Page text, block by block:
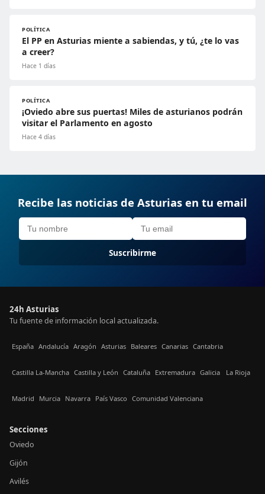
POLÍTICA
El PP en Asturias miente a sabiendas, y tú, ¿te lo vas
a creer?
Hace 1 días
POLÍTICA
¡Oviedo abre sus puertas! Miles de asturianos podrán
visitar el Parlamento en agosto
Hace 4 días
Recibe las noticias de Asturias en tu email
Suscribirme
24h Asturias
Tu fuente de información local actualizada.
España Andalucía Aragón Asturias Baleares Canarias Cantabria
Castilla La-Mancha Castilla y León Cataluña Extremadura Galicia La Rioja
Madrid Murcia Navarra País Vasco Comunidad Valenciana
Secciones
Oviedo
Gijón
Avilés